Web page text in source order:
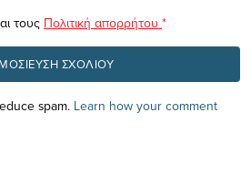
τους Πολιτική απορρήτου *
spam. Learn how your comment